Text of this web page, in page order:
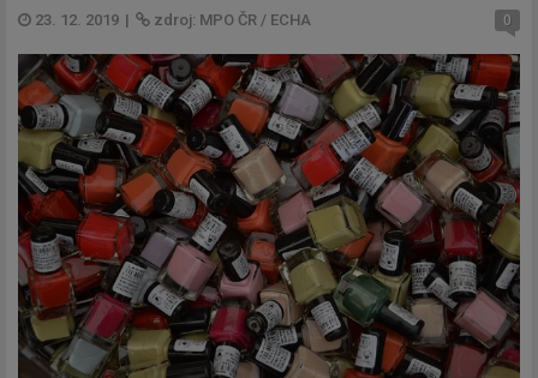
23. 12. 2019 | zdroj: MPO ČR / ECHA 0